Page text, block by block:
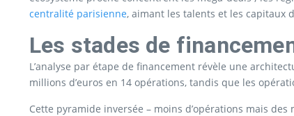
centralité parisienne, aimant les talents et les capitaux
Les stades de
L’analyse par étape de financement révèle une
millions d’euros en 14 opérations, tandis que les
Cette pyramide inversée – moins d’opérations mais